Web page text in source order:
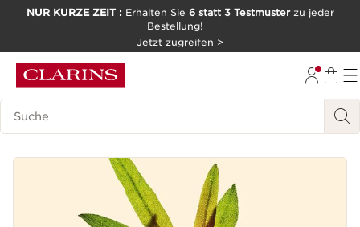
NUR KURZE ZEIT : Erhalten Sie 6 statt 3 Testmusterzu jeder
Bestellung!
Jetzt zugreifen >
Legende suchen